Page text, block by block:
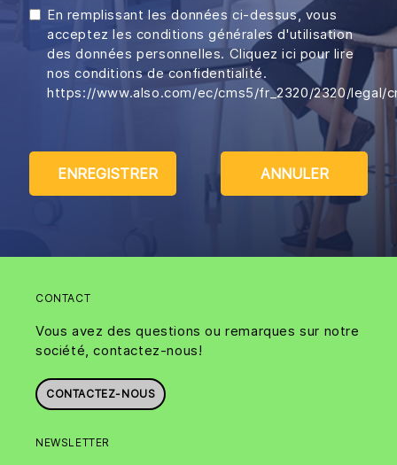
En remplissant les données ci-dessus, vous
acceptez les conditions générales d'utilisation
des données personnelles. Cliquez ici pour lire
nos conditions de confidentialité.
https://www.also.com/ec/cms5/fr_2320/2320/legal/
CONTACT
Vous avez des questions ou remarques sur notre
société, contactez-nous!
CONTACTEZ-NOUS
NEWSLETTER